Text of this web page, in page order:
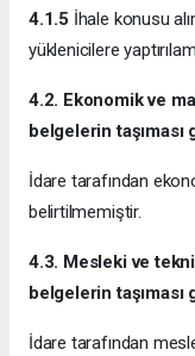
4.1.5 İhale konusu
yüklenicilere
4.2. Ekonomik ve
belgelerin
İdare tarafından
belirtilmemiştir.
4.3. Mesleki ve
belgelerin
İdare tarafından